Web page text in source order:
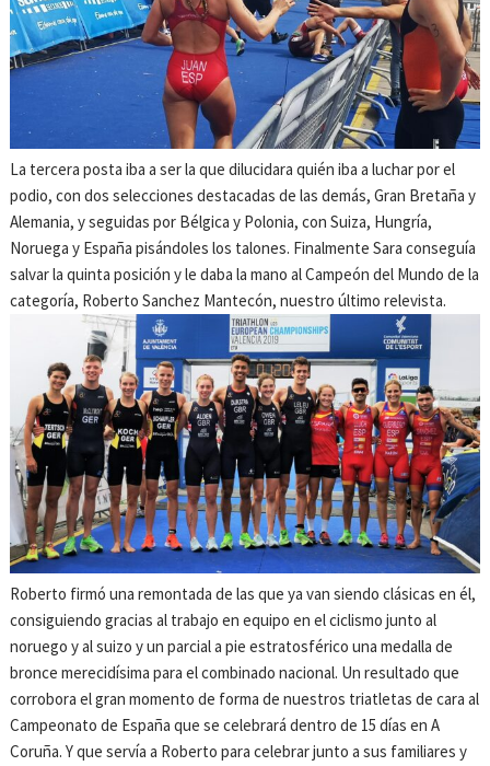
La tercera posta iba a ser la que dilucidara quién iba a luchar por el
podio, con dos selecciones destacadas de las demás, Gran Bretaña y
Alemania, y seguidas por Bélgica y Polonia, con Suiza, Hungría,
Noruega y España pisándoles los talones. Finalmente Sara conseguía
salvar la quinta posición y le daba la mano al Campeón del Mundo de la
categoría, Roberto Sanchez Mantecón, nuestro último relevista.
Roberto firmó una remontada de las que ya van siendo clásicas en él,
consiguiendo gracias al trabajo en equipo en el ciclismo junto al
noruego y al suizo y un parcial a pie estratosférico una medalla de
bronce merecidísima para el combinado nacional. Un resultado que
corrobora el gran momento de forma de nuestros triatletas de cara al
Campeonato de España que se celebrará dentro de 15 días en A
Coruña. Y que servía a Roberto para celebrar junto a sus familiares y